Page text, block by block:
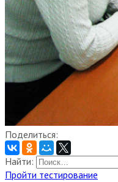
Поделиться:
Найти:
Пройти тестирование